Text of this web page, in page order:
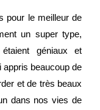
pour le meilleur de
un super type,
géniaux et
appris beaucoup de
et de très beaux
dans nos vies de